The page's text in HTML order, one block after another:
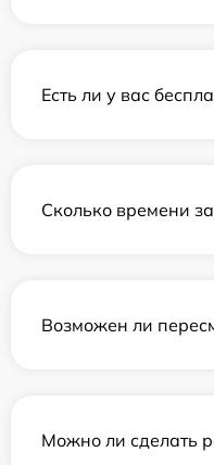
Есть ли у вас
Сколько времени
Возможен ли
Можно ли сделать